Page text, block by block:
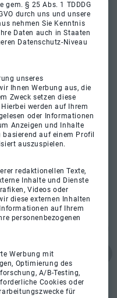
gem. § 25 Abs. 1 TDDDG
durch uns und unsere
nehmen Sie Kenntnis
Daten auch in Staaten
Datenschutz-Niveau
unseres
Ihnen Werbung aus, die
Zweck setzen diese
werden auf Ihrem
oder Informationen
Anzeigen und Inhalte
auf einem Profil
auszuspielen.
redaktionellen Texte,
Inhalte und Dienste
Videos oder
diese externen Inhalten
auf Ihrem
personenbezogenen
Werbung mit
Optimierung des
A/B-Testing,
Cookies oder
für